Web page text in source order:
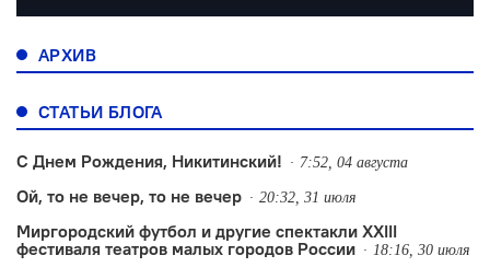
АРХИВ
СТАТЬИ БЛОГА
С Днем Рождения, Никитинский! 7:52, 04 августа
Ой, то не вечер, то не вечер 20:32, 31 июля
Миргородский футбол и другие спектакли XXIII
фестиваля театров малых городов России
18:16, 30 июля